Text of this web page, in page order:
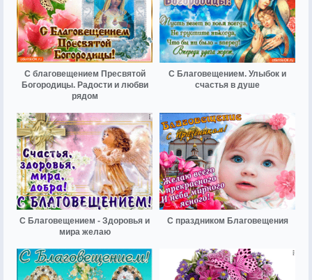
С благовещением Пресвятой
Богородицы. Радости и любви
рядом
С Благовещением. Улыбок и
счастья в душе
С Благовещением - Здоровья и
мира желаю
С праздником Благовещения